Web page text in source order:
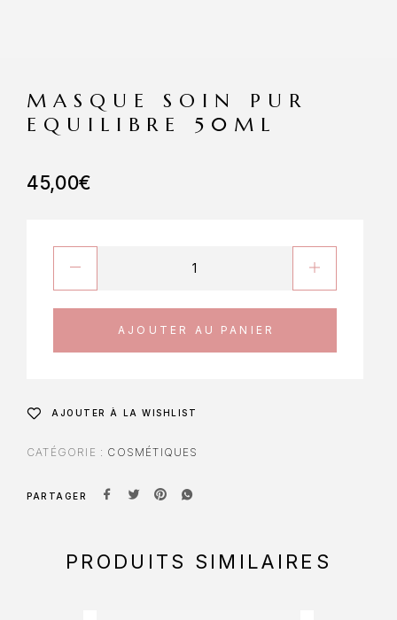
MASQUE SOIN PUR
EQUILIBRE 50ML
45,00€
AJOUTER AU PANIER
AJOUTER À LA WISHLIST
CATÉGORIE : COSMÉTIQUES
PARTAGER
PRODUITS SIMILAIRES